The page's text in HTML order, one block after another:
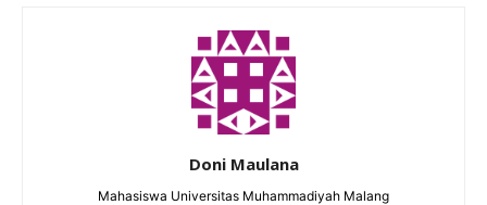
Doni Maulana
Mahasiswa Universitas Muhammadiyah Malang